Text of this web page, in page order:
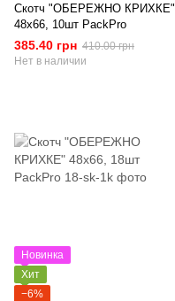
Скотч "ОБЕРЕЖНО КРИХКЕ"
48х66, 10шт PackPro
385.40 грн 410.00 грн
Нет в наличии
Новинка
Хит
−6%